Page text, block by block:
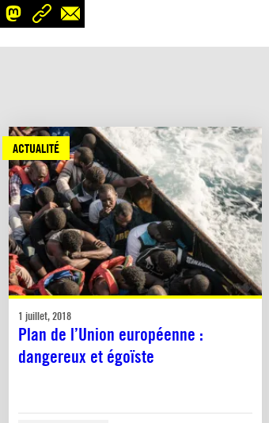
ACTUALITÉ
1 juillet, 2018
Plan de l’Union européenne :
dangereux et égoïste